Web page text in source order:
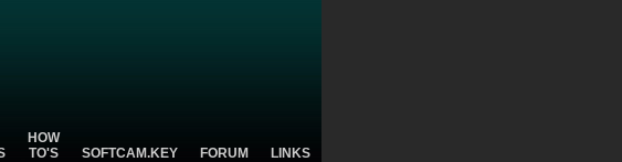
HOW
TO'S
SOFTCAM.KEY FORUM LINKS